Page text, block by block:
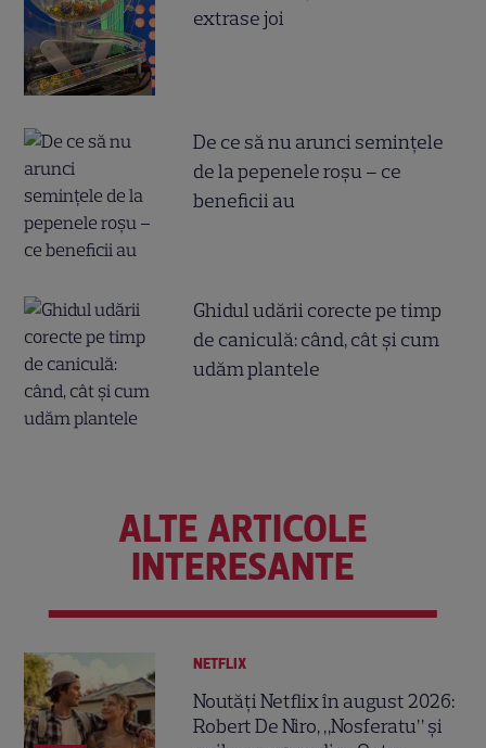
extrase joi
De ce să nu arunci semințele
de la pepenele roșu – ce
beneficii au
Ghidul udării corecte pe timp
de caniculă: când, cât şi cum
udăm plantele
ALTE ARTICOLE
INTERESANTE
NETFLIX
Noutăți Netflix în august 2026:
Robert De Niro, „Nosferatu” și